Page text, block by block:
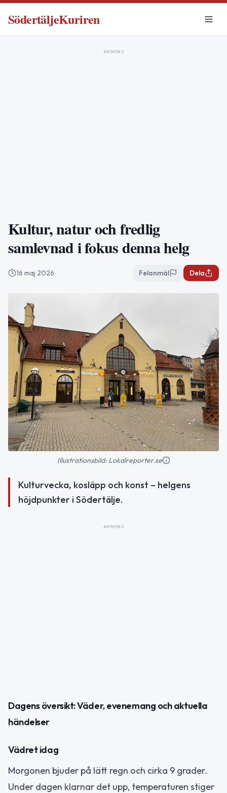
SödertäljeKuriren
ANNONS
Kultur, natur och fredlig
samlevnad i fokus denna helg
16 maj 2026 Felanmäl Dela
Illustrationsbild: Lokalreporter.se
Kulturvecka, kosläpp och konst – helgens
höjdpunkter i Södertälje.
ANNONS
Dagens översikt: Väder, evenemang och aktuella
händelser
Vädret idag
Morgonen bjuder på lätt regn och cirka 9 grader.
Under dagen klarnar det upp, temperaturen stiger